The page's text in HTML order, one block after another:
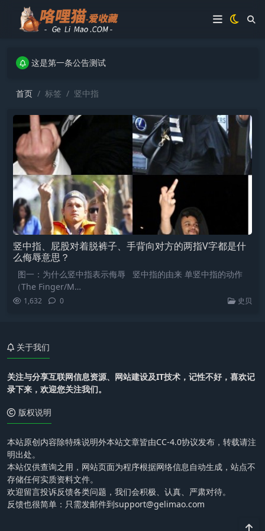
这是第一条公告测试
这是第一条公告测试
首页 标签 竖中指
竖中指、屁股对着脱裤子、手背向对方的两指V字都是什
么侮辱意思？
图一：为什么竖中指表示侮辱 竖中指的由来 单竖中指的动作
（The Finger/M…
1,632 0 史贝
关于我们
关注与分享互联网信息资源、网站建设及IT技术，记性不好，喜欢记
录下来，欢迎您关注我们。
版权说明
本站原创内容除特殊说明外本站文章皆由CC-4.0协议发布，转载请注
明出处。
本站仅供查询之用，网站页面为程序根据网络信息自动生成，站点不
存储任何实质资料文件。
欢迎留言投诉反馈各类问题，我们会积极、认真、严肃对待。
反馈也很简单：只需发邮件到support@gelimao.com